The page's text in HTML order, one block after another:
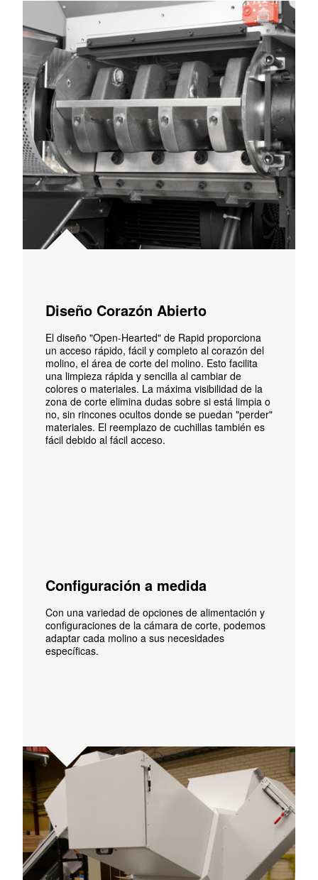
Diseño Corazón Abierto
El diseño "Open-Hearted" de Rapid proporciona
un acceso rápido, fácil y completo al corazón del
molino, el área de corte del molino. Esto facilita
una limpieza rápida y sencilla al cambiar de
colores o materiales. La máxima visibilidad de la
zona de corte elimina dudas sobre si está limpia o
no, sin rincones ocultos donde se puedan "perder"
materiales. El reemplazo de cuchillas también es
fácil debido al fácil acceso.
Configuración a medida
Con una variedad de opciones de alimentación y
configuraciones de la cámara de corte, podemos
adaptar cada molino a sus necesidades
específicas.